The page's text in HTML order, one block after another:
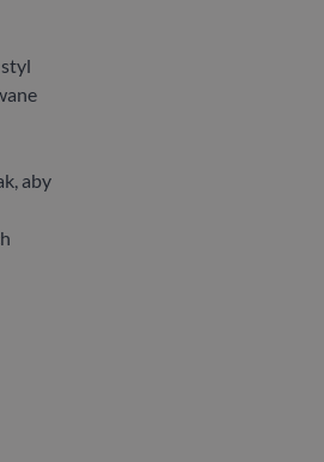
aby